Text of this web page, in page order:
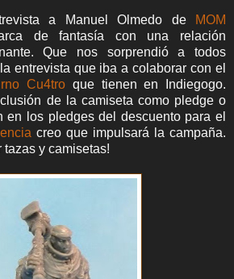
a Manuel Olmedo de
MOM
de fantasía con una relación
Que nos sorprendió a todos
entrevista que iba a colaborar con el
Cu4tro que tienen en Indiegogo.
de la camiseta como pledge o
en los pledges del descuento para el
creo que impulsará la campaña.
tazas y camisetas!